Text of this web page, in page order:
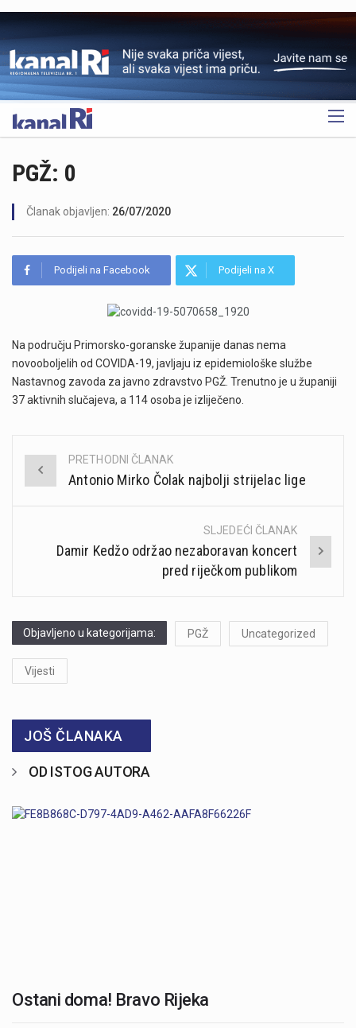
OGLAS
PGŽ: 0
Članak objavljen: 26/07/2020
Podijeli na Facebook Podijeli na X
Na području Primorsko-goranske županije danas nema
novooboljelih od COVIDA-19, javljaju iz epidemiološke službe
Nastavnog zavoda za javno zdravstvo PGŽ. Trenutno je u županiji
37 aktivnih slučajeva, a 114 osoba je izliječeno.
Post
PRETHODNI ČLANAK
Antonio Mirko Čolak najbolji strijelac lige
SLJEDEĆI ČLANAK
Damir Kedžo održao nezaboravan koncert
pred riječkom publikom
Objavljeno u kategorijama: PGŽ Uncategorized
Vijesti
JOŠ ČLANAKA
OD ISTOG AUTORA
Ostani doma! Bravo Rijeka